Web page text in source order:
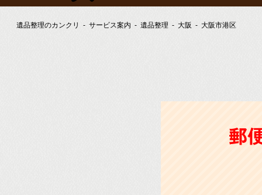
遺品整理のカンクリ サービス案内 遺品整理 大阪 大阪市港区
郵